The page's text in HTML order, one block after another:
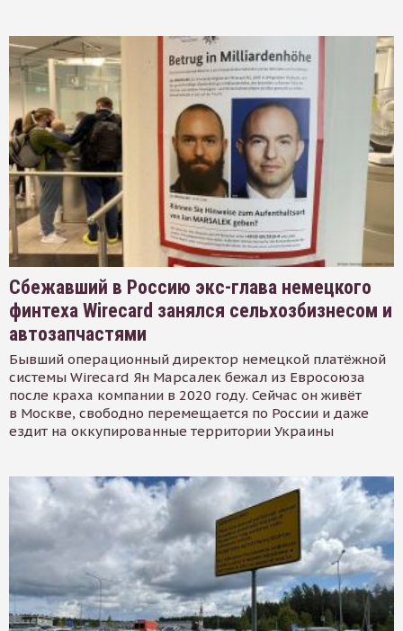
Сбежавший в Россию экс-глава немецкого
финтеха Wirecard занялся сельхозбизнесом и
автозапчастями
Бывший операционный директор немецкой платёжной
системы Wirecard Ян Марсалек бежал из Евросоюза
после краха компании в 2020 году. Сейчас он живёт
в Москве, свободно перемещается по России и даже
ездит на оккупированные территории Украины